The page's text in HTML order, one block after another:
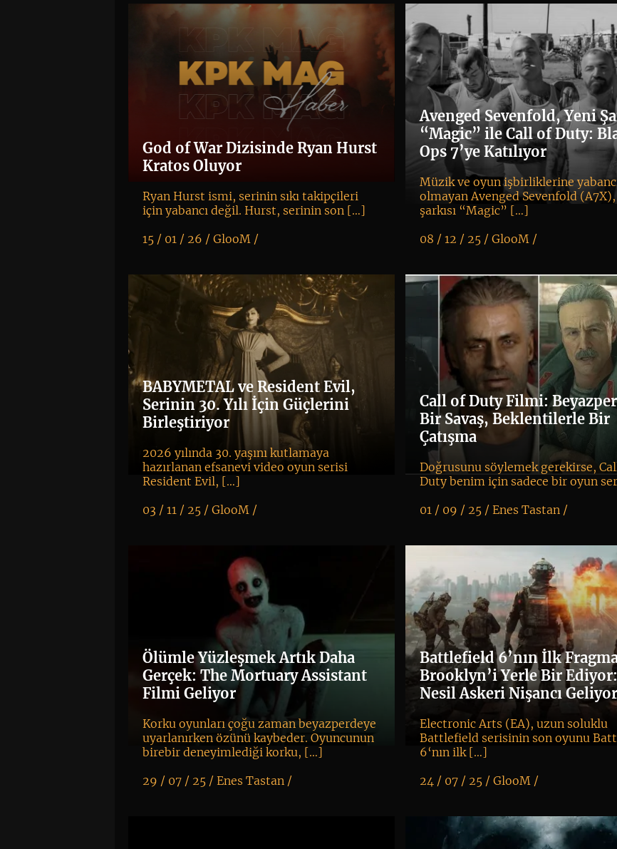
God of War Dizisinde Ryan Hurst
Kratos Oluyor
Ryan Hurst ismi, serinin sıkı takipçileri
için yabancı değil. Hurst, serinin son […]
15 / 01 / 26 /GlooM /
Avenged Sevenfold, Yeni
“Magic” ile Call of Duty:
Ops 7’ye Katılıyor
Müzik ve oyun işbirliklerine
olmayan Avenged Sevenfold
şarkısı “Magic” […]
08 / 12 / 25 /GlooM /
BABYMETAL ve Resident Evil,
Serinin 30. Yılı İçin Güçlerini
Birleştiriyor
2026 yılında 30. yaşını kutlamaya
hazırlanan efsanevi video oyun serisi
Resident Evil, […]
03 / 11 / 25 /GlooM /
Call of Duty Filmi:
Bir Savaş, Beklentilerle Bir
Çatışma
Doğrusunu söylemek gerekirse,
Duty benim için sadece bir oyun
01 / 09 / 25 /Enes Tastan /
Ölümle Yüzleşmek Artık Daha
Gerçek: The Mortuary Assistant
Filmi Geliyor
Korku oyunları çoğu zaman beyazperdeye
uyarlanırken özünü kaybeder. Oyuncunun
birebir deneyimlediği korku, […]
29 / 07 / 25 /Enes Tastan /
Battlefield 6’nın İlk
Brooklyn’i Yerle Bir
Nesil Askeri Nişancı
Electronic Arts (EA), uzun soluklu
Battlefield serisinin son oyunu
6‘nın ilk […]
24 / 07 / 25 /GlooM /